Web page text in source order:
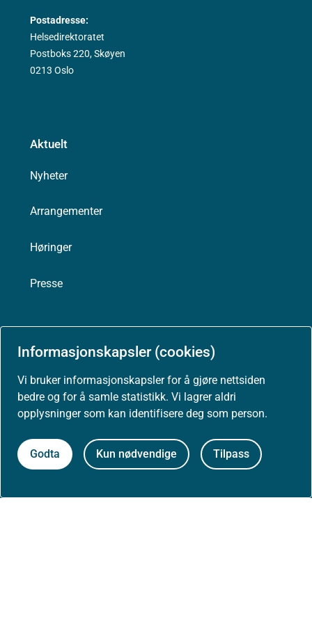
Informasjonskapsler (cookies)
Vi bruker informasjonskapsler for å gjøre nettsiden
bedre og for å samle statistikk. Vi lagrer aldri
opplysninger som kan identifisere deg som person.
Godta Kun nødvendige Tilpass
Postadresse:
Helsedirektoratet
Postboks 220, Skøyen
0213 Oslo
Aktuelt
Nyheter
Arrangementer
Høringer
Presse
Om nettstedet
Personvernerklæring
Besøksstatistikk og informasjonskapsler
Nyhetsvarsel og abonnement